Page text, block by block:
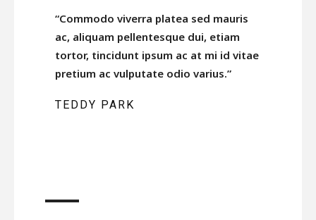
“Commodo viverra platea sed mauris
ac, aliquam pellentesque dui, etiam
tortor, tincidunt ipsum ac at mi id vitae
pretium ac vulputate odio varius.”
TEDDY PARK